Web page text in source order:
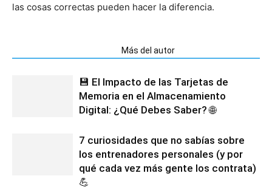
las cosas correctas pueden hacer la diferencia.
Más del autor
💾 El Impacto de las Tarjetas de
Memoria en el Almacenamiento
Digital: ¿Qué Debes Saber? 🌐
7 curiosidades que no sabías sobre
los entrenadores personales (y por
qué cada vez más gente los contrata)
💪